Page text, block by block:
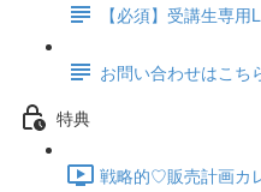
【必須】受講生専
お問い合わせはこち
特典
戦略的♡販売計画カ